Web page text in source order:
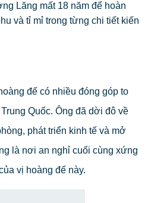
Lăng mất 18 năm để hoàn
và tỉ mỉ trong từng chi tiết kiến
đế có nhiều đóng góp to
Quốc. Ông đã dời đô về
phát triển kinh tế và mở
là nơi an nghỉ cuối cùng xứng
vị hoàng đế này.